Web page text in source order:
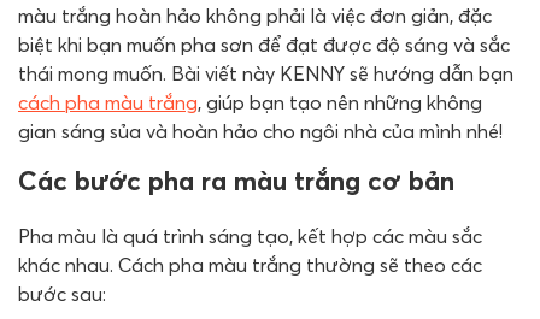
màu trắng hoàn hảo không phải là việc đơn giản, đặc
biệt khi bạn muốn pha sơn để đạt được độ sáng và sắc
thái mong muốn. Bài viết này KENNY sẽ hướng dẫn bạn
cách pha màu trắng, giúp bạn tạo nên những không
gian sáng sủa và hoàn hảo cho ngôi nhà của mình nhé!
Các bước pha ra màu trắng cơ bản
Pha màu là quá trình sáng tạo, kết hợp các màu sắc
khác nhau. Cách pha màu trắng thường sẽ theo các
bước sau: